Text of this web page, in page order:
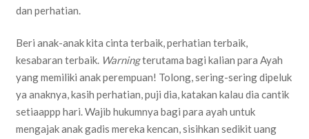
dan perhatian.
Beri anak-anak kita cinta terbaik, perhatian terbaik,
kesabaran terbaik. Warningterutama bagi kalian para Ayah
yang memiliki anak perempuan! Tolong, sering-sering dipeluk
ya anaknya, kasih perhatian, puji dia, katakan kalau dia cantik
setiaappp hari. Wajib hukumnya bagi para ayah untuk
mengajak anak gadis mereka kencan, sisihkan sedikit uang